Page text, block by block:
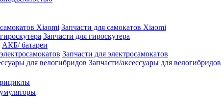
Запчасти для самокатов Xiaomi
Запчасти для гироскутера
АКБ/ батареи
Запчасти для электросамокатов
Запчасти/аксессуары для велогибридов